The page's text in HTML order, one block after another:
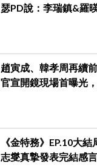
瑟PD說：李瑞鎮&羅
趙寅成、韓孝周再續
官宣開鏡現場首曝光
《金特務》EP.10大
志燮真摯發表完結感